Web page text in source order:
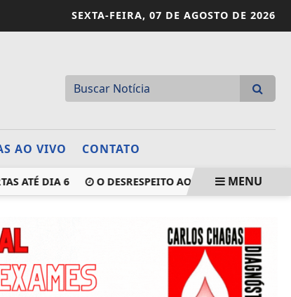
SEXTA-FEIRA, 07 DE AGOSTO DE 2026
AO VIVO CONTATO
DIA 6 O DESRESPEITO AO SÍMBOLO MAIOR DE
MENU